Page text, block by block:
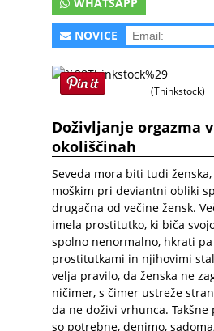
NOVICE
(Thinkstock)
Doživljanje orgazma
okoliščinah
Seveda mora biti tudi
moškim pri deviantni obliki
drugačna od večine žensk.
imela prostitutko, ki biča
spolno nenormalno, hkrati
prostitutkami in njihovimi
velja pravilo, da ženska ne
ničimer, s čimer ustreže
da ne doživi vrhunca.
so potrebne, denimo,